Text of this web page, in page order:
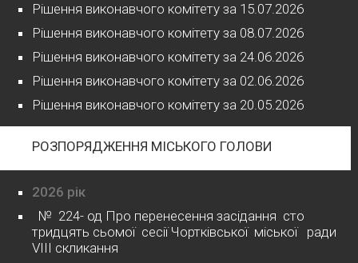
Рішення виконавчого комітету за 15.07.2026
Рішення виконавчого комітету за 08.07.2026
Рішення виконавчого комітету за 24.06.2026
Рішення виконавчого комітету за 02.06.2026
Рішення виконавчого комітету за 20.05.2026
РОЗПОРЯДЖЕННЯ МІСЬКОГО ГОЛОВИ
2026 рік
№ 224- од Про перенесення засідання сто
тридцять сьомої сесії Чортківської міської ради
VІІІ скликання